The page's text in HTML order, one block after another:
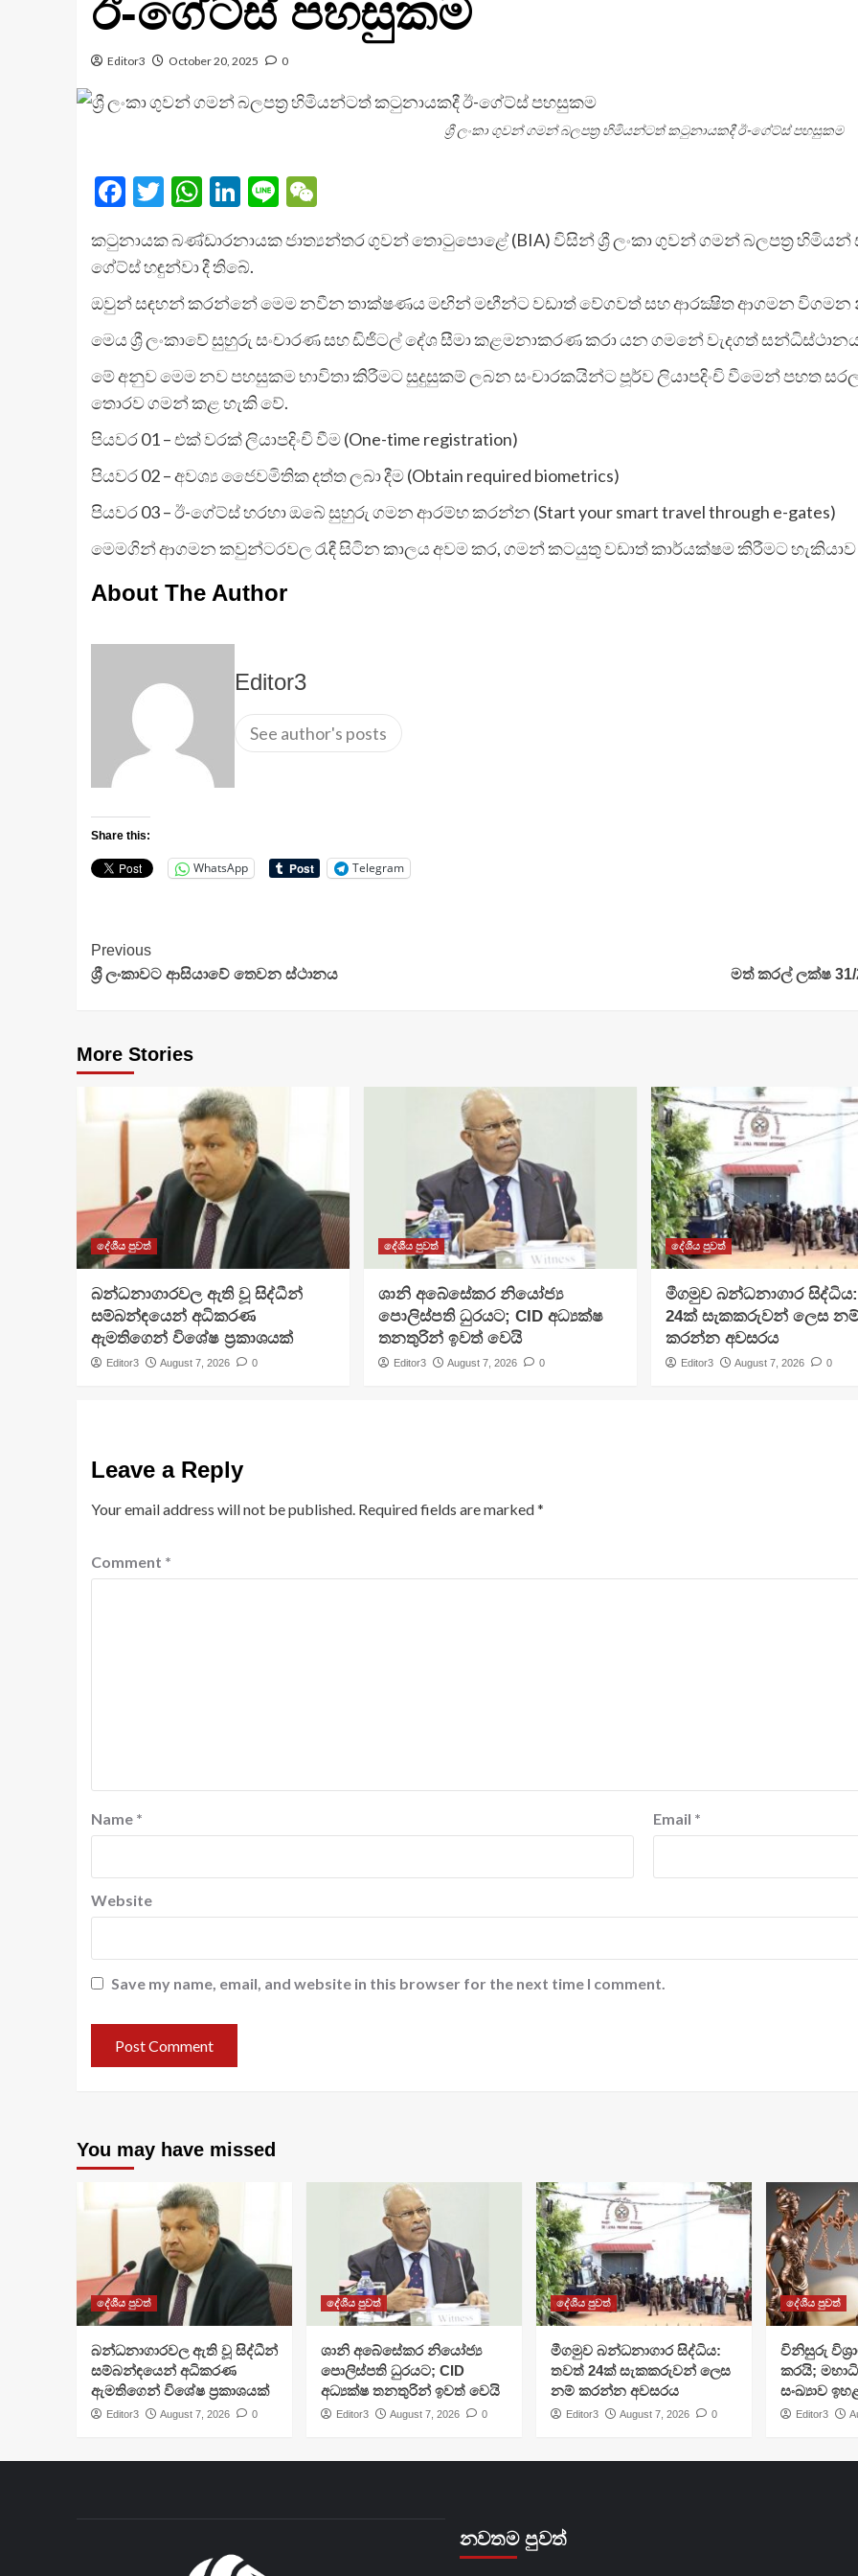
ඊ-ගේට්ස් පහසුකම
Editor3 October 20, 2025 0
ශ්‍රී ලංකා ගුවන් ගමන් බලපත්‍ර හිමියන්ටත් කටුනායකදී ඊ-ගේට්ස් පහසුකම
Facebook
Twitter
WhatsApp
LinkedIn
LineWeChat
කටුනායක බණ්ඩාරනායක ජාත්‍යන්තර ගුවන් තොටුපොළේ (BIA) විසින් ශ්‍රී ලංකා ගුවන් ගමන් බලපත්‍ර හිමියන්
ගේට්ස් හඳුන්වා දී තිබේ.
ඔවුන් සඳහන් කරන්නේ මෙම නවීන තාක්ෂණය මඟින් මඟීන්ට වඩාත් වේගවත් සහ ආරක්‍ෂිත ආගමන විගමන
මෙය ශ්‍රී ලංකාවේ සුහුරු සංචාරණ සහ ඩිජිටල් දේශ සීමා කළමනාකරණ කරා යන ගමනේ වැදගත්
මේ අනුව මෙම නව පහසුකම භාවිතා කිරීමට සුදුසුකම් ලබන සංචාරකයින්ට පූර්ව ලියාපදිංචි වීමෙන් පහත
තොරව ගමන් කළ හැකි වේ.
පියවර 01 – එක් වරක් ලියාපදිංචි වීම (One-time registration)
පියවර 02 – අවශ්‍ය ජෛවමිතික දත්ත ලබා දීම (Obtain required biometrics)
පියවර 03 – ඊ-ගේට්ස් හරහා ඔබේ සුහුරු ගමන ආරම්භ කරන්න (Start your smart travel through e-gates)
මෙමගින් ආගමන කවුන්ටරවල රැඳී සිටින කාලය අවම කර, ගමන් කටයුතු වඩාත් කාර්යක්ෂම කිරීමට
About The Author
Editor3
See author's posts
Share this:
WhatsApp Telegram
Continue
Reading
Previous
ශ්‍රී ලංකාවට ආසියාවේ තෙවන ස්ථානය
මත් කරල් ලක්ෂ
More Stories
දේශීය පුවත්
බන්ධනාගාරවල ඇති වූ සිද්ධීන්
සම්බන්ඳයෙන් අධිකරණ
ඇමතිගෙන් විශේෂ ප්‍රකාශයක්
Editor3 August 7, 2026 0
දේශීය පුවත්
ශානි අබේසේකර නියෝජ්‍ය
පොලිස්පති ධුරයට; CID අධ්‍යක්ෂ
තනතුරින් ඉවත් වෙයි
Editor3 August 7, 2026 0
දේශීය පුවත්
මීගමුව බන්ධනාගාර
24ක් සැකකරුවන් ලෙස
කරන්න අවසරය
Editor3 August 7, 2026 0
Leave a Reply
Your email address will not be published. Required fields are marked*
Comment *
Name * Email *
Website
Save my name, email, and website in this browser for the next time I comment.
You may have missed
දේශීය පුවත්
බන්ධනාගාරවල ඇති වූ සිද්ධීන්
සම්බන්ඳයෙන් අධිකරණ
ඇමතිගෙන් විශේෂ ප්‍රකාශයක්
Editor3 August 7, 2026 0
දේශීය පුවත්
ශානි අබේසේකර නියෝජ්‍ය
පොලිස්පති ධුරයට; CID
අධ්‍යක්ෂ තනතුරින් ඉවත් වෙයි
Editor3 August 7, 2026 0
දේශීය පුවත්
මීගමුව බන්ධනාගාර සිද්ධිය:
තවත් 24ක් සැකකරුවන් ලෙස
නම් කරන්න අවසරය
Editor3 August 7, 2026 0
දේශීය පුවත්
විනිසුරු
කරයි;
සංඛ්‍යාව
Editor3
නවතම පුවත්